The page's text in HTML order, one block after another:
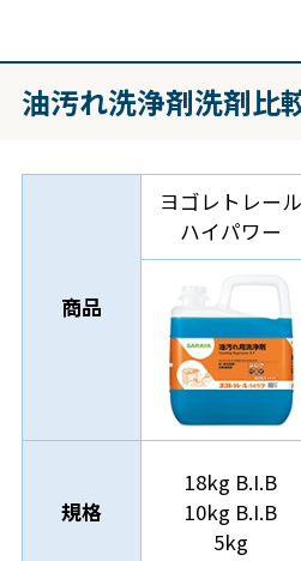
油汚れ洗浄剤洗剤比
商品
ヨゴレトレール
ハイパワー
規格
18kg B.I.B
10kg B.I.B
5kg